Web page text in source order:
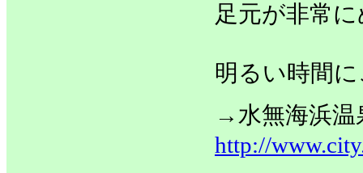
足元が非常
明るい時間
→水無海浜温
http://